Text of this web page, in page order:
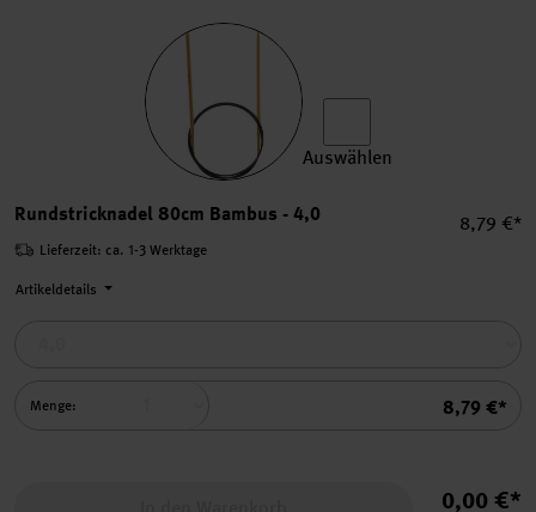
Auswählen
Rundstricknadel 80cm Bambus - 4,0
8,79 €*
Summe
8,79 €*
Lieferzeit: ca. 1-3 Werktage
Artikeldetails
Menge:
0,00 €*